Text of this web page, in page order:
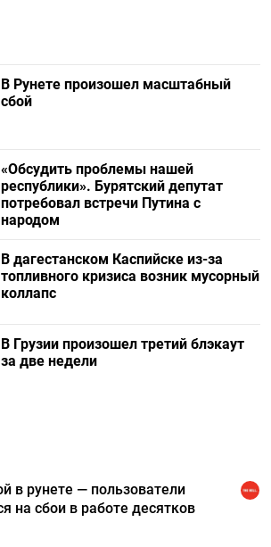
В Рунете произошел масштабный
сбой
«Обсудить проблемы нашей
республики». Бурятский депутат
потребовал встречи Путина с
народом
В дагестанском Каспийске из-за
топливного кризиса возник мусорный
коллапс
В Грузии произошел третий блэкаут
за две недели